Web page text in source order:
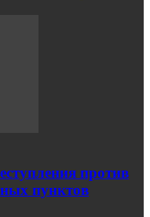
против
пунктов